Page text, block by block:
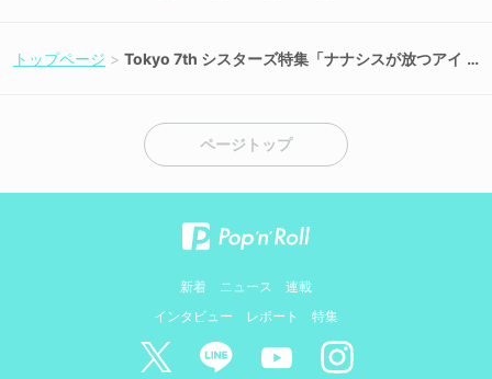
トップページ
Tokyo 7th シスターズ特集「ナナシスが放つアイ
ページトップ
新着 ニュース
連載
インタビュー
レポート 特集